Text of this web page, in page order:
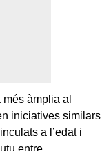
àmplia al
iniciatives similars
a l’edat i
entre